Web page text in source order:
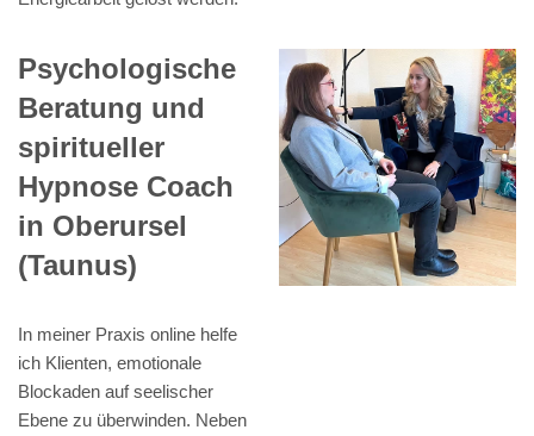
Psychologische
Beratung und
spiritueller
Hypnose Coach
in Oberursel
(Taunus)
In meiner Praxis online helfe
ich Klienten, emotionale
Blockaden auf seelischer
Ebene zu überwinden. Neben